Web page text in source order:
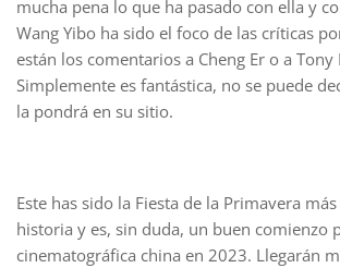
mucha pena lo que ha pasado con ella y
Wang Yibo ha sido el foco de las críticas
están los comentarios a Cheng Er o a Tony
Simplemente es fantástica, no se puede
la pondrá en su sitio.
Este has sido la Fiesta de la Primavera
historia y es, sin duda, un buen comienzo
cinematográfica china en 2023. Llegarán